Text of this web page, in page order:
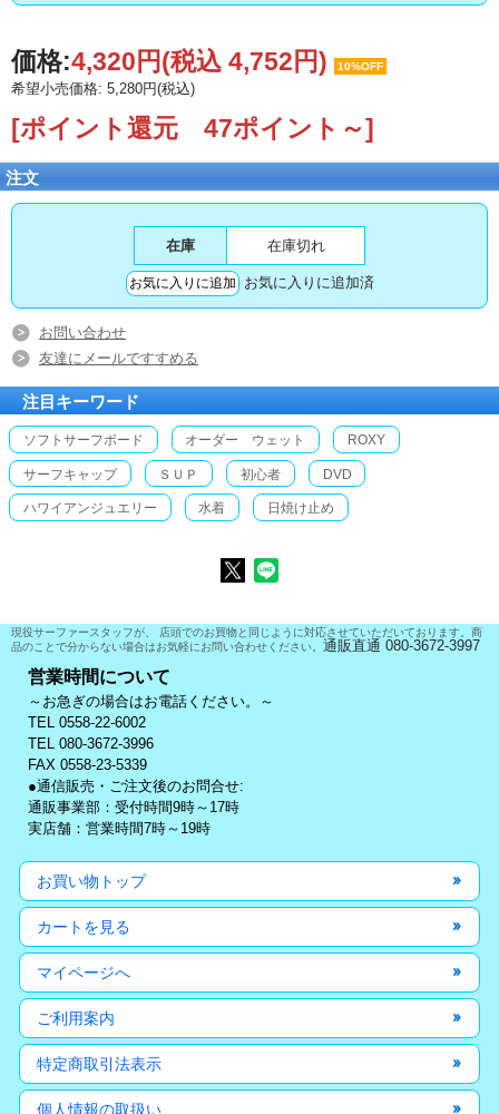
価格:4,320円(税込 4,752円) 10%OFF
希望小売価格: 5,280円(税込)
[ポイント還元 47ポイント～]
注文
在庫 在庫切れ
お気に入りに追加済
お問い合わせ
友達にメールですすめる
注目キーワード
ソフトサーフボード オーダー ウェット ROXY
サーフキャップ ＳＵＰ 初心者 DVD
ハワイアンジュエリー 水着 日焼け止め
現役サーファースタッフが、 店頭でのお買物と同じように対応させていただいております。商
品のことで分からない場合はお気軽にお問い合わせください。 通販直通 080-3672-3997
営業時間について
～お急ぎの場合はお電話ください。～
TEL 0558-22-6002
TEL 080-3672-3996
FAX 0558-23-5339
●通信販売・ご注文後のお問合せ:
通販事業部：受付時間9時～17時
実店舗：営業時間7時～19時
お買い物トップ
カートを見る
マイページへ
ご利用案内
特定商取引法表示
個人情報の取扱い